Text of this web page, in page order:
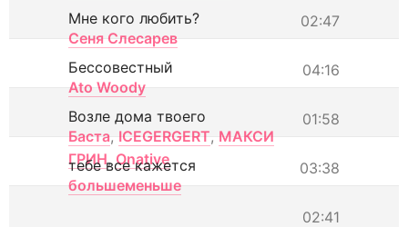
02:47
Мне кого любить?
Сеня Слесарев
04:16
Бессовестный
Ato Woody
01:58
Возле дома твоего
Баста, ICEGERGERT, МАКСИ
ГРИН, Onative 03:38
тебе все кажется
большеменьше
02:41